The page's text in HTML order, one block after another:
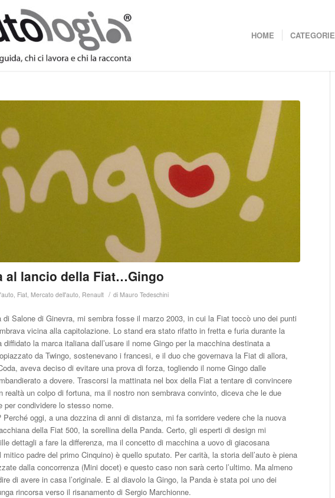
HOME CATEGORIE
al lancio della Fiat…Gingo
Fiat ,Mercato dell'auto Renault / diMauro Tedeschini
di Salone di Ginevra, mi sembra fosse il marzo 2003, in cui la Fiat toccò uno dei punti
vicina alla capitolazione. Lo stand era stato rifatto in fretta e furia durante la
la marca italiana dall’usare il nome Gingo per la macchina destinata a
da Twingo, sostenevano i francesi, e il duo che governava la Fiat di allora,
aveva deciso di evitare una prova di forza, togliendo il nome Gingo dalle
a dovere. Trascorsi la mattinata nel box della Fiat a tentare di convincere
realtà un colpo di fortuna, ma il nostro non sembrava convinto, diceva che le due
per condividere lo stesso nome.
Perché oggi, a una dozzina di anni di distanza, mi fa sorridere vedere che la nuova
della Fiat 500, la sorellina della Panda. Certo, gli esperti di design mi
dettagli a fare la differenza, ma il concetto di macchina a uovo di giacosana
padre del primo Cinquino) è quello sputato. Per carità, la storia dell’auto è piena
dalla concorrenza (Mini docet) e questo caso non sarà certo l’ultimo. Ma almeno
di avere in casa l’originale. E al diavolo la Gingo, la Panda è stata poi uno dei
rincorsa verso il risanamento di Sergio Marchionne.